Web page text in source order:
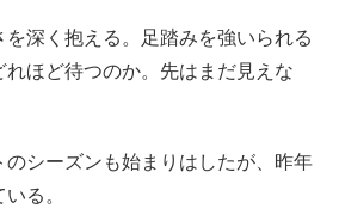
を深く抱える。足踏みを強いられる
ほど待つのか。先はまだ見えな
のシーズンも始まりはしたが、昨年
る。